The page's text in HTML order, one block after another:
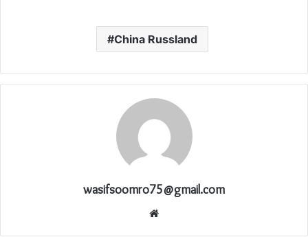
China Russland
wasifsoomro75@gmail.com
Website